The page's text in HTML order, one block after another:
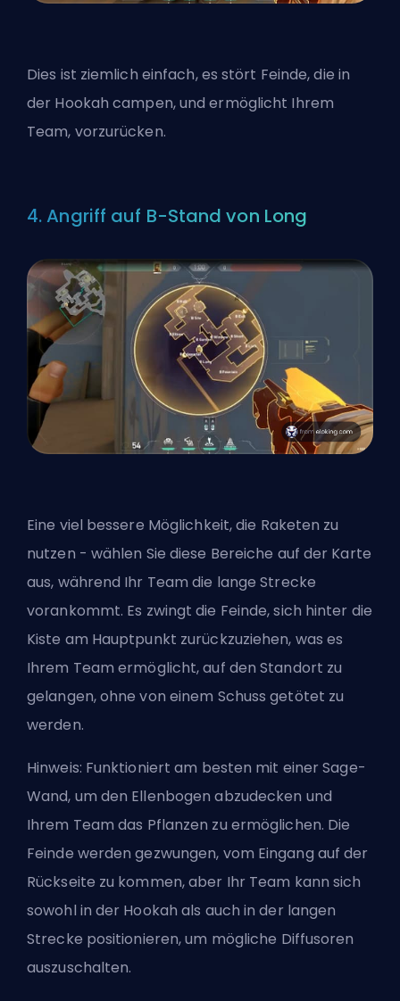
Dies ist ziemlich einfach, es stört Feinde, die in
der Hookah campen, und ermöglicht Ihrem
Team, vorzurücken.
4. Angriff auf B-Stand von Long
Eine viel bessere Möglichkeit, die Raketen zu
nutzen - wählen Sie diese Bereiche auf der Karte
aus, während Ihr Team die lange Strecke
vorankommt. Es zwingt die Feinde, sich hinter die
Kiste am Hauptpunkt zurückzuziehen, was es
Ihrem Team ermöglicht, auf den Standort zu
gelangen, ohne von einem Schuss getötet zu
werden.
Hinweis: Funktioniert am besten mit einer Sage-
Wand, um den Ellenbogen abzudecken und
Ihrem Team das Pflanzen zu ermöglichen. Die
Feinde werden gezwungen, vom Eingang auf der
Rückseite zu kommen, aber Ihr Team kann sich
sowohl in der Hookah als auch in der langen
Strecke positionieren, um mögliche Diffusoren
auszuschalten.